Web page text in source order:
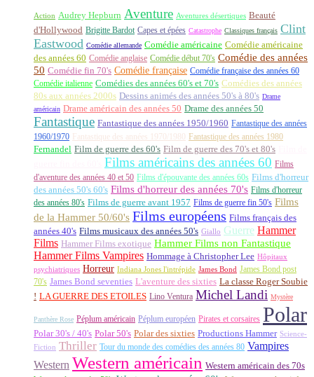
Action Audrey Hepburn Aventure Aventures désertiques Beauté
d'Hollywood Brigitte Bardot Capes et épées Catastrophe Classiques français Clint
Eastwood Comédie allemande Comédie américaine Comédie américaine
des années 60 Comédie anglaise Comédie début 70's Comédie des années
50 Comédie fin 70's Comédie française Comédie française des années 60
Comédie italienne Comédies des années 60's et 70's Comédies des années
80s aux années 2000s Dessins animés des années 50's à 80's Drame
américain Drame américain des années 50 Drame des années 50
Fantastique Fantastique des années 1950/1960 Fantastique des années
1960/1970 Fantastique des années 1970/1980 Fantastique des années 1980
Fernandel Film de guerre des 60's Film de guerre des 70's et 80's
Films américains des années 60 Films
d'aventure des années 40 et 50 Films d'épouvante des années 60s Films d'horreur
des années 50's 60's Films d'horreur des années 70's Films d'horreur
des années 80's Films de guerre avant 1957 Films de guerre fin 50's Films
de la Hammer 50/60's Films européens Films français des
années 40's Films musicaux des années 50's Giallo Guerre Hammer
Films Hammer Films exotique Hammer Films non Fantastique
Hammer Films Vampires Hommage à Christopher Lee Hôpitaux
psychiatriques Horreur Indiana Jones l'intrépide James Bond James Bond post
70's James Bond seventies L'aventure des sixties La classe Roger Soubie
! LA GUERRE DES ETOILES Lino Ventura Michel Landi Mystère
Panthère Rose Péplum américain Péplum européen Pirates et corsaires Polar
Polar 30's / 40's Polar 50's Polar des sixties Productions Hammer Science-
Fiction Thriller Tour du monde des comédies des années 80 Vampires
Western Western américain Western américain des 70s